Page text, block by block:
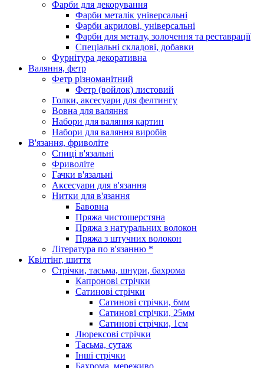
Фарби для декорування
Фарби металік універсальні
Фарби акрилові, універсальні
Фарби для металу, золочення та реставрації
Спеціальні складові, добавки
Фурнітура декоративна
Валяння, фетр
Фетр різноманітний
Фетр (войлок) листовий
Голки, аксесуари для фелтингу
Вовна для валяння
Набори для валяння картин
Набори для валяння виробів
В'язання, фриволіте
Спиці в'язальні
Фриволіте
Гачки в'язальні
Аксесуари для в'язання
Нитки для в'язання
Бавовна
Пряжа чистошерстяна
Пряжа з натуральних волокон
Пряжа з штучних волокон
Література по в'язанню *
Квілтінг, шиття
Стрічки, тасьма, шнури, бахрома
Капронові стрічки
Сатинові стрічки
Сатинові стрічки, 6мм
Сатинові стрічки, 25мм
Сатинові стрічки, 1см
Люрексові стрічки
Тасьма, сутаж
Інші стрічки
Бахрома, мереживо